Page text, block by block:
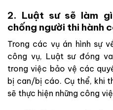
2. Luật sư sẽ làm
chống người thi hành
Trong các vụ án hình sự
công vụ, Luật sư đóng
trong việc bảo vệ các
bị can/bị cáo. Cụ thể, khi
sẽ thực hiện những công